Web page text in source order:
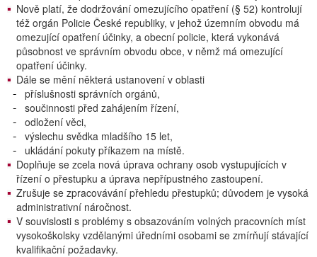
Nově platí, že dodržování omezujícího opatření (§ 52) kontrolují
též orgán Policie České republiky, v jehož územním obvodu má
omezující opatření účinky, a obecní policie, která vykonává
působnost ve správním obvodu obce, v němž má omezující
opatření účinky.
Dále se mění některá ustanovení v oblasti
příslušnosti správních orgánů,
součinnosti před zahájením řízení,
odložení věci,
výslechu svědka mladšího 15 let,
ukládání pokuty příkazem na místě.
Doplňuje se zcela nová úprava ochrany osob vystupujících v
řízení o přestupku a úprava nepřípustného zastoupení.
Zrušuje se zpracovávání přehledu přestupků; důvodem je vysoká
administrativní náročnost.
V souvislosti s problémy s obsazováním volných pracovních míst
vysokoškolsky vzdělanými úředními osobami se zmírňují stávající
kvalifikační požadavky.